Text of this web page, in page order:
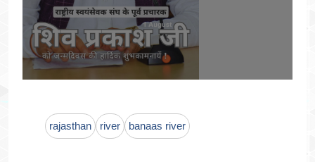
rajasthan river banaas river